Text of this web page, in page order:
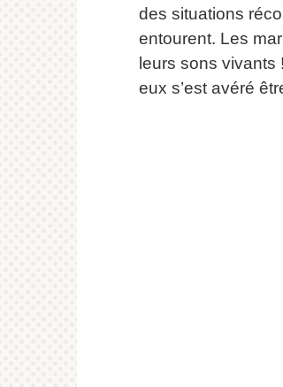
des situations
entourent. Les
leurs sons vivants !
eux s’est avéré